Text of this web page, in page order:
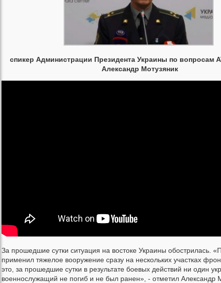
спикер Администрации Президента Украины по вопросам
Александр Мотузяник
За прошедшие сутки ситуация на востоке Украины обострилась.
применил тяжелое вооружение сразу на нескольких участках
это, за прошедшие сутки в результате боевых действий ни один
военнослужащий не погиб и не был ранен», - отметил Александр